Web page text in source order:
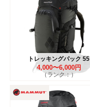
トレッキングパック 55
4,000〜6,000円
（ランク：）